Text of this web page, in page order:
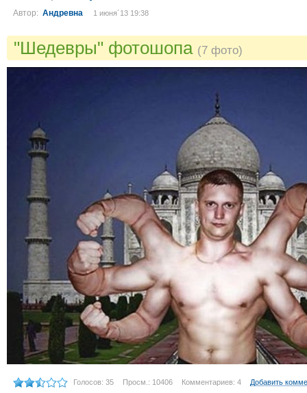
Автор: Андревна 1 июня´13 19:38
"Шедевры" фотошопа (7 фото)
Голосов: 35 Просм.: 10406 Комментариев: 4 Добавить